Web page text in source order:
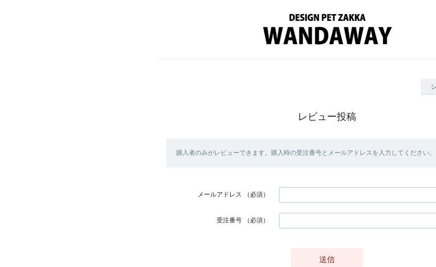
レビュー投稿
購入者のみがレビューできます。購入時の受注番号とメールアドレスを入力してください。
メールアドレス （必須）
受注番号 （必須）